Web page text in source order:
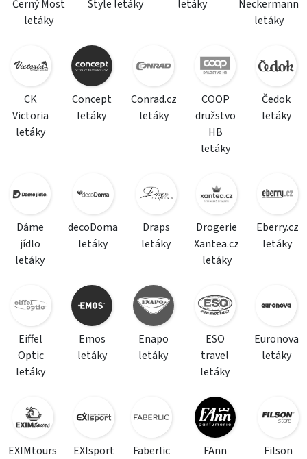
Černý Most
letáky
Style letáky letáky
Neckermann
letáky
CK
Victoria
letáky
Concept
letáky
Conrad.cz
letáky
COOP
družstvo
HB
letáky
Čedok
letáky
Dáme
jídlo
letáky
decoDoma
letáky
Draps
letáky
Drogerie
Xantea.cz
letáky
Eberry.cz
letáky
Eiffel
Optic
letáky
Emos
letáky
Enapo
letáky
ESO
travel
letáky
Euronova
letáky
EXIMtours
EXIsport
Faberlic
FAnn
Filson